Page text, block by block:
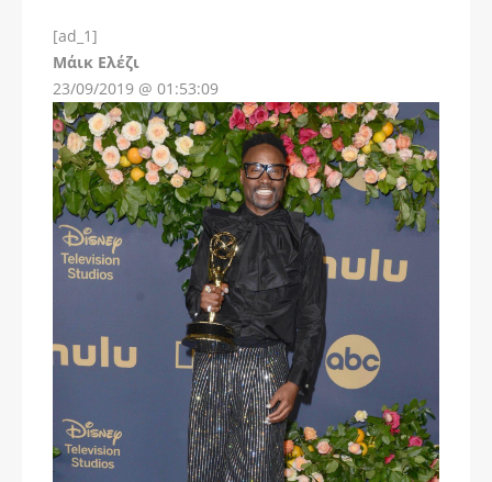
[ad_1]
Μάικ ΕλέζιInstagram
23/09/2019 @ 01:53:09